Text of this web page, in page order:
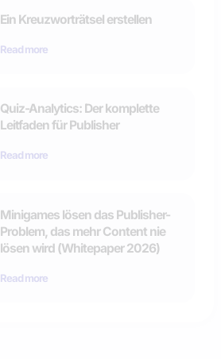
Ein Kreuzworträtsel erstellen
Read more
Quiz-Analytics: Der komplette
Leitfaden für Publisher
Read more
Minigames lösen das Publisher-
Problem, das mehr Content nie
lösen wird (Whitepaper 2026)
Read more